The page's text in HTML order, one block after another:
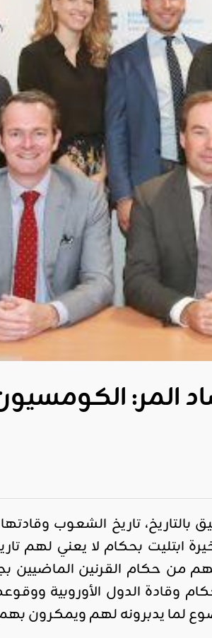
المر:
تاريخ الشعوب
ابتليت بحكام لا يعني لهم
من حكام القرنين
وقادة الدول الأوروبية
لما يدبرونه لهم ويمكرون